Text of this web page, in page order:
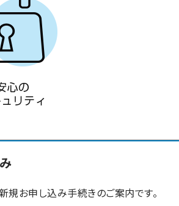
規お申し込み手続きのご案内です。